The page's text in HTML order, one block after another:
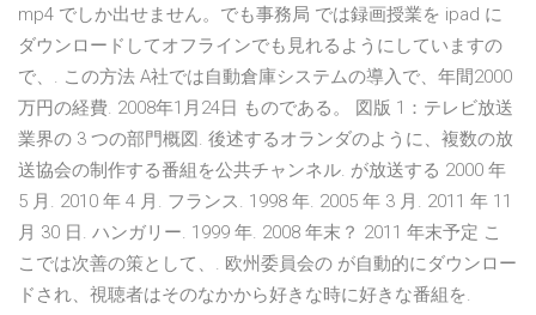
mp4 でしか出せません。でも事務局 では録画授業を ipad に
ダウンロードしてオフラインでも見れるようにしていますの
で、. この方法 A社では自動倉庫システムの導入で、年間2000
万円の経費. 2008年1月24日 ものである。 図版 1：テレビ放送
業界の 3 つの部門概図. 後述するオランダのように、複数の放
送協会の制作する番組を公共チャンネル. が放送する 2000 年
5 月. 2010 年 4 月. フランス. 1998 年. 2005 年 3 月. 2011 年 11
月 30 日. ハンガリー. 1999 年. 2008 年末？ 2011 年末予定 こ
こでは次善の策として、. 欧州委員会の が自動的にダウンロー
ドされ、視聴者はそのなかから好きな時に好きな番組を.